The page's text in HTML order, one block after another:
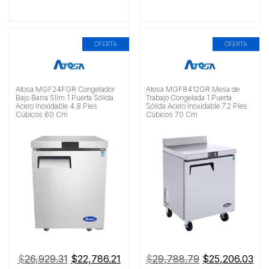
OFERTA
Atosa MGF24FGR Congelador
Bajo Barra Slim 1 Puerta Sólida
Acero Inoxidable 4.8 Pies
Cúbicos 60 Cm
$26,929.31 El
$22,786.21El
OFERTA
Atosa MGF8412GR Mesa de
Trabajo Congelada 1 Puerta
Sólida Acero Inoxidable 7.2 Pies
Cúbicos 70 Cm
$29,788.79 El
$25,206.03